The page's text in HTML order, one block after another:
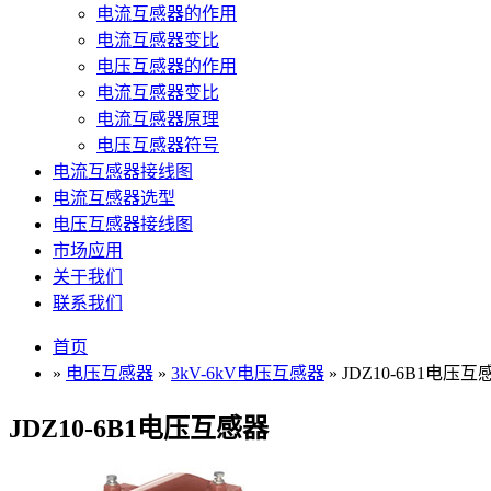
电流互感器的作用
电流互感器变比
电压互感器的作用
电流互感器变比
电流互感器原理
电压互感器符号
电流互感器接线图
电流互感器选型
电压互感器接线图
市场应用
关于我们
联系我们
首页
» 电压互感器 » 3kV-6kV电压互感器 » JDZ10-6B1电压互
JDZ10-6B1电压互感器